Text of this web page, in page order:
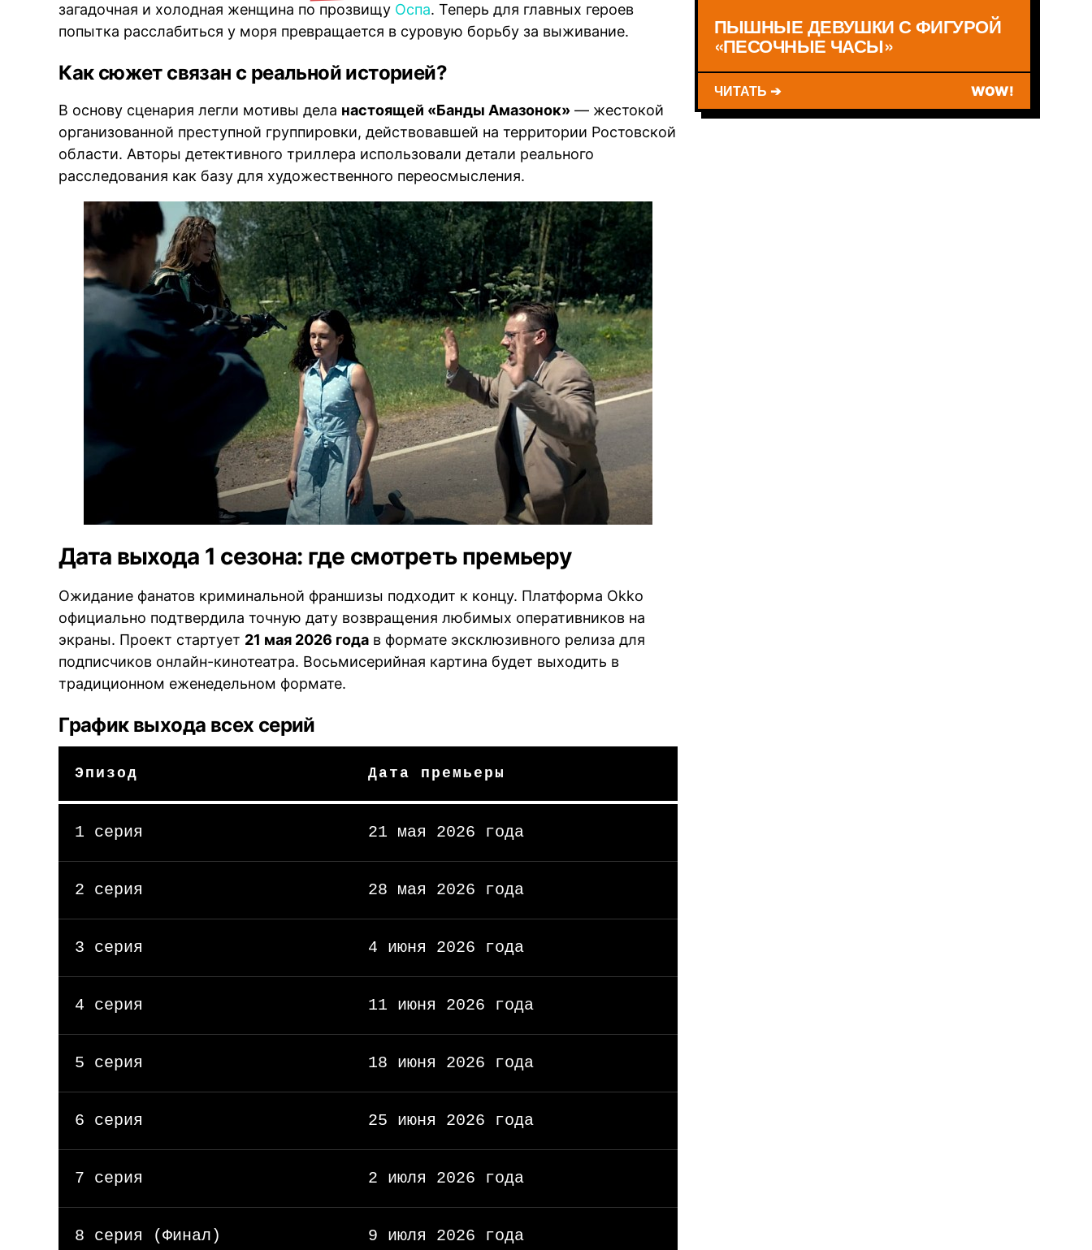
загадочная и холодная женщина по прозвищу Оспа. Теперь для главных героев
попытка расслабиться у моря превращается в суровую борьбу за выживание.
Как сюжет связан с реальной историей?
В основу сценария легли мотивы дела настоящей «Банды Амазонок» — жестокой
организованной преступной группировки, действовавшей на территории Ростовской
области. Авторы детективного триллера использовали детали реального
расследования как базу для художественного переосмысления.
Дата выхода 1 сезона: где смотреть премьеру
Ожидание фанатов криминальной франшизы подходит к концу. Платформа Okko
официально подтвердила точную дату возвращения любимых оперативников на
экраны. Проект стартует 21 мая 2026 года в формате эксклюзивного релиза для
подписчиков онлайн-кинотеатра. Восьмисерийная картина будет выходить в
традиционном еженедельном формате.
График выхода всех серий
Эпизод Дата премьеры
1 серия 21 мая 2026 года
2 серия 28 мая 2026 года
3 серия 4 июня 2026 года
4 серия 11 июня 2026 года
5 серия 18 июня 2026 года
6 серия 25 июня 2026 года
7 серия 2 июля 2026 года
8 серия (Финал) 9 июля 2026 года
ПЫШНЫЕ ДЕВУШКИ С ФИГУРОЙ
«ПЕСОЧНЫЕ ЧАСЫ»
ЧИТАТЬ ➔ WOW!